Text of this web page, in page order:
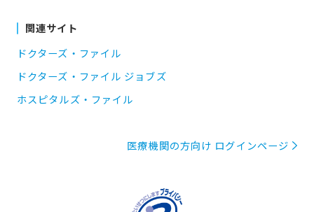
関連サイト
ドクターズ・ファイル
ドクターズ・ファイル ジョブズ
ホスピタルズ・ファイル
医療機関の方向け ログインページ